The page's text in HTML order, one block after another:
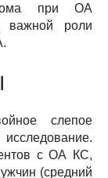
при ОА
важной роли
слепое
с ОА КС,
(средний